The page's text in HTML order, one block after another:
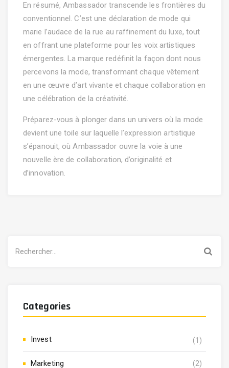
En résumé, Ambassador transcende les frontières du
conventionnel. C’est une déclaration de mode qui
marie l’audace de la rue au raffinement du luxe, tout
en offrant une plateforme pour les voix artistiques
émergentes. La marque redéfinit la façon dont nous
percevons la mode, transformant chaque vêtement
en une œuvre d’art vivante et chaque collaboration en
une célébration de la créativité.
Préparez-vous à plonger dans un univers où la mode
devient une toile sur laquelle l’expression artistique
s’épanouit, où Ambassador ouvre la voie à une
nouvelle ère de collaboration, d’originalité et
d’innovation.
Categories
Invest (1)
Marketing (2)